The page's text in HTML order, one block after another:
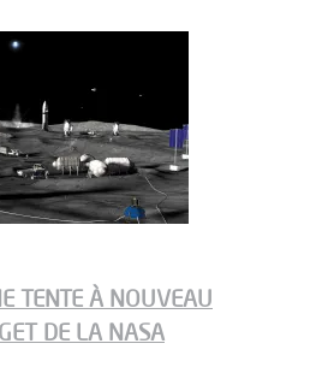
TENTE À NOUVEAU
DE LA NASA